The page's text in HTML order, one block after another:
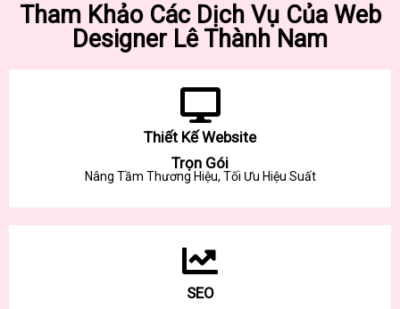
Tham Khảo Các Dịch Vụ Của Web
Designer Lê Thành Nam
Thiết Kế Website
Trọn Gói
Nâng Tầm Thương Hiệu, Tối Ưu Hiệu Suất
SEO